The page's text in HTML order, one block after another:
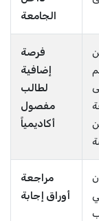
الجامعة
فرصة
إضافية
لطالب
مفصول
أكاديمياً
مراجعة
أوراق إجابة